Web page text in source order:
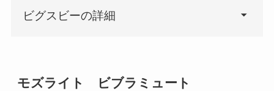
ビグスビーの詳細
モズライト ビブラミュート